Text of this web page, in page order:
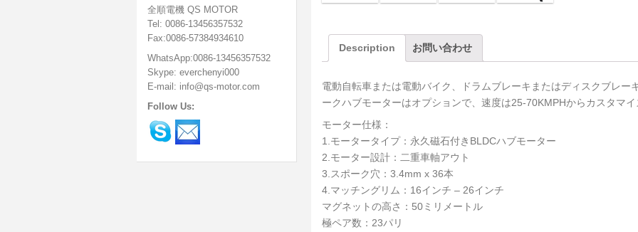
全順電機 QS MOTOR
Tel: 0086-13456357532
Fax:0086-57384934610
WhatsApp:0086-13456357532
Skype: everchenyi000
E-mail: info@qs-motor.com
Follow Us:
Description お問い合わせ
電動自転車または電動バイク、ドラムブレーキまたはディスクブレー
ークハブモーターはオプションで、速度は25-70KMPHからカスタマ
モーター仕様：
1.モータータイプ：永久磁石付きBLDCハブモーター
2.モーター設計：二重車軸アウト
3.スポーク穴：3.4mm x 36本
4.マッチングリム：16インチ – 26インチ
マグネットの高さ：50ミリメートル
極ペア数：23パリ